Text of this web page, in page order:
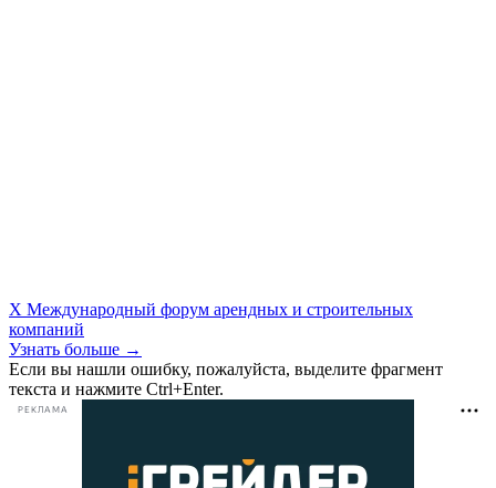
X Международный форум арендных и строительных
компаний
Узнать больше →
Если вы нашли ошибку, пожалуйста, выделите фрагмент
текста и нажмите Ctrl+Enter.
РЕКЛАМА